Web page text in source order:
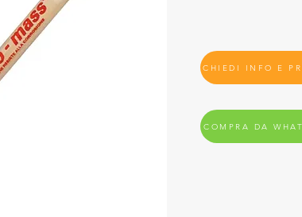
CHIEDI INFO E
COMPRA DA